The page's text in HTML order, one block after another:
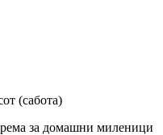
(сабота)
за домашни миленици